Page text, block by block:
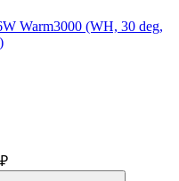
Warm3000 (WH, 30 deg,
₽